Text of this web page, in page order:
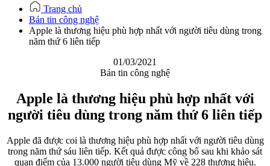
Trang chủ
Bản tin công nghệ
Apple là thương hiệu phù hợp nhất với người tiêu dùng trong
năm thứ 6 liên tiếp
01/03/2021
Bản tin công nghệ
Apple là thương hiệu phù hợp nhất với
người tiêu dùng trong năm thứ 6 liên tiếp
Apple đã được coi là thương hiệu phù hợp nhất với người tiêu dùng
trong năm thứ sáu liên tiếp. Kết quả được công bố sau khi khảo sát
quan điểm của 13.000 người tiêu dùng Mỹ về 228 thương hiệu.